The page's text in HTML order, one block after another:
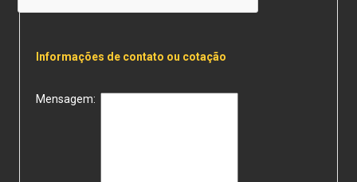
Informações de contato ou cotação
Mensagem: